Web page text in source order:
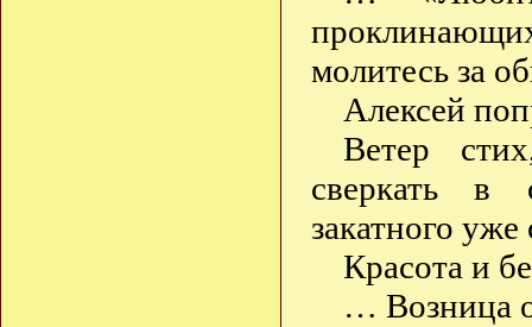
молитесь за
Алексей
Ветер
сверкать в
закатного уже
Красота и
… Возница